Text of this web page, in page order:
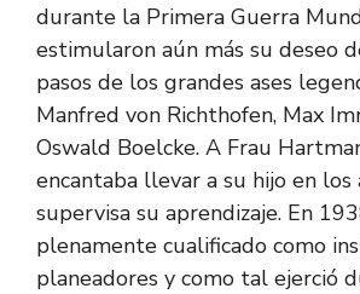
durante la Primera Guerra
estimularon aún más su deseo
pasos de los grandes ases
Manfred von Richthofen, Max
Oswald Boelcke. A Frau
encantaba llevar a su hijo en los
supervisa su aprendizaje. En
plenamente cualificado como
planeadores y como tal ejerció